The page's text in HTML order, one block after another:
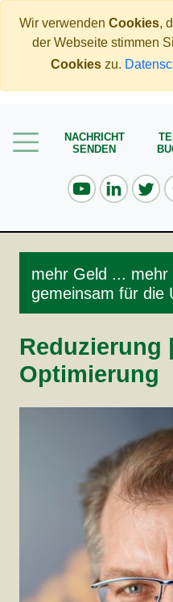
Wir verwenden Cookies,
der Webseite stimmen
Cookies zu.
NACHRICHT
SENDEN
Mehr Geld verdienen
Meine Angebote
mehr Geld ... mehr
gemeinsam für die
Reduzierung
Optimierung